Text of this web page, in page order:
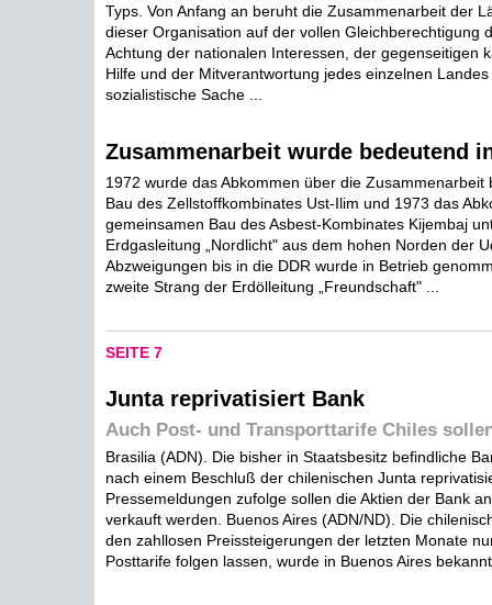
Typs. Von Anfang an beruht die Zusammenarbeit der
dieser Organisation auf der vollen Gleichberechtigung
Achtung der nationalen Interessen, der gegenseitigen
Hilfe und der Mitverantwortung jedes einzelnen
sozialistische Sache ...
Zusammenarbeit wurde bedeutend
1972 wurde das Abkommen über die Zusammenarbeit
Bau des Zellstoffkombinates Ust-Ilim und 1973 das
gemeinsamen Bau des Asbest-Kombinates Kijembaj
Erdgasleitung „Nordlicht" aus dem hohen Norden der
Abzweigungen bis in die DDR wurde in Betrieb
zweite Strang der Erdölleitung „Freundschaft" ...
SEITE 7
Junta reprivatisiert Bank
Auch Post- und Transporttarife Chiles
Brasilia (ADN). Die bisher in Staatsbesitz befindliche
nach einem Beschluß der chilenischen Junta
Pressemeldungen zufolge sollen die Aktien der Bank
verkauft werden. Buenos Aires (ADN/ND). Die
den zahllosen Preissteigerungen der letzten Monate
Posttarife folgen lassen, wurde in Buenos Aires